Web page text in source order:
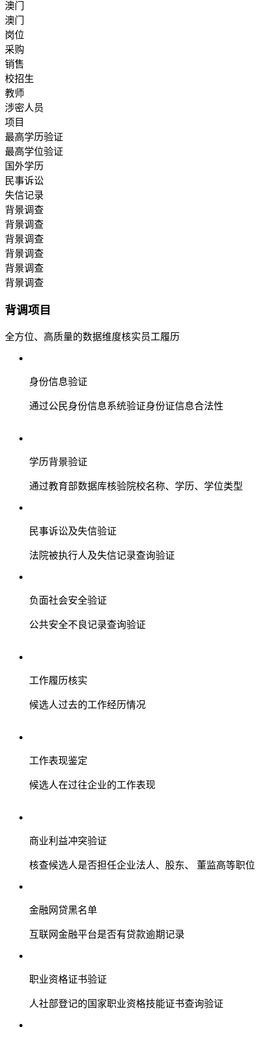
澳门
澳门
岗位
采购
销售
校招生
教师
涉密人员
项目
最高学历验证
最高学位验证
国外学历
民事诉讼
失信记录
背景调查
背景调查
背景调查
背景调查
背景调查
背景调查
背调项目
全方位、高质量的数据维度核实员工履历
身份信息验证
通过公民身份信息系统验证身份证信息合法性
学历背景验证
通过教育部数据库核验院校名称、学历、学位类型
民事诉讼及失信验证
法院被执行人及失信记录查询验证
负面社会安全验证
公共安全不良记录查询验证
工作履历核实
候选人过去的工作经历情况
工作表现鉴定
候选人在过往企业的工作表现
商业利益冲突验证
核查候选人是否担任企业法人、股东、 董监高等职位
金融网贷黑名单
互联网金融平台是否有贷款逾期记录
职业资格证书验证
人社部登记的国家职业资格技能证书查询验证